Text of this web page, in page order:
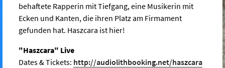
behaftete Rapperin mit Tiefgang, eine Musikerin mit
Ecken und Kanten, die ihren Platz am Firmament
gefunden hat. Haszcara ist hier!
"Haszcara" Live
Dates & Tickets: http://audiolithbooking.net/haszcara